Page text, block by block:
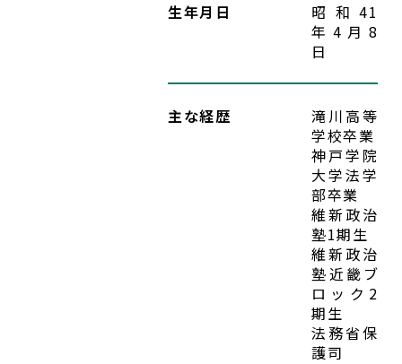
生年月日
昭和41
年4月8
日
主な経歴
滝川高等
学校卒業
神戸学院
大学法学
部卒業
維新政治
塾1期生
維新政治
塾近畿ブ
ロック2
期生
法務省保
護司